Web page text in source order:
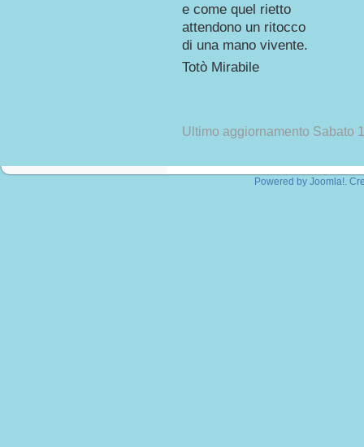
e come quel rietto
attendono un ritocco
di una mano vivente.
Totò Mirabile
Ultimo aggiornamento Sabato
Powered by Joomla!.